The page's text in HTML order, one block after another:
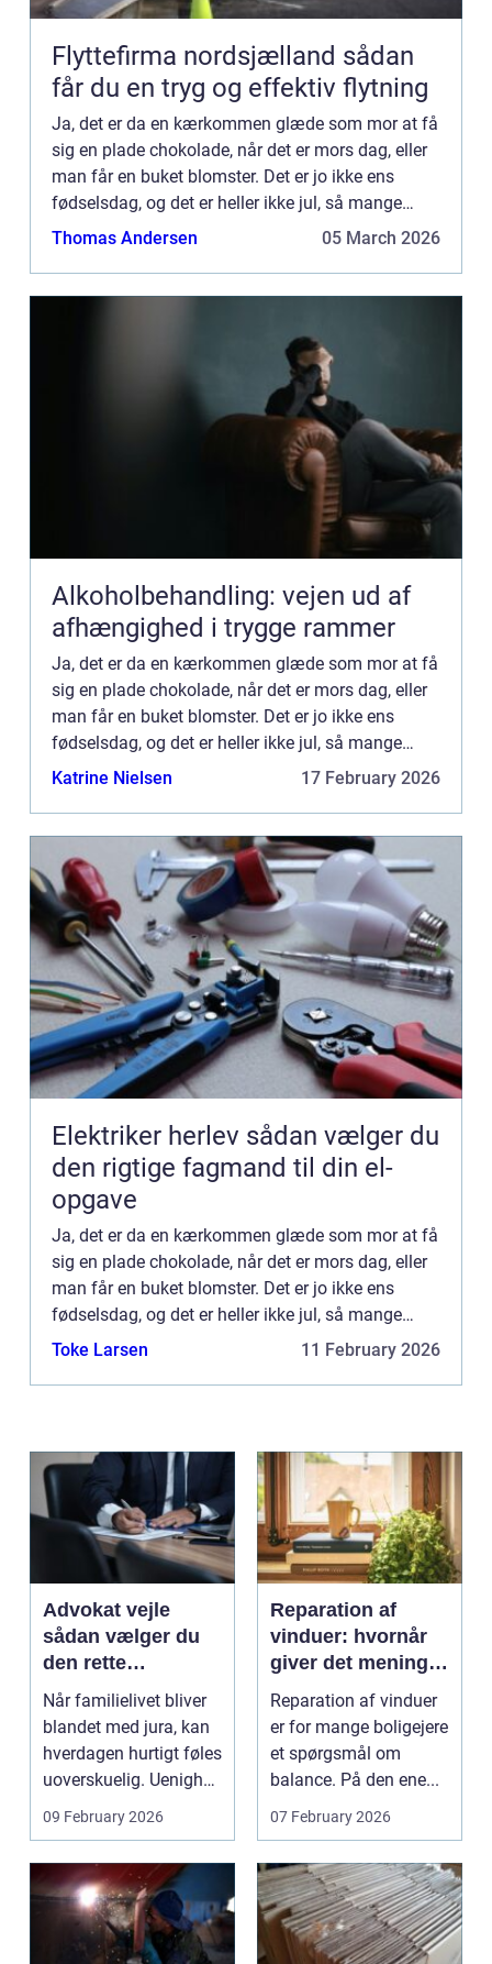
Flyttefirma nordsjælland sådan
får du en tryg og effektiv flytning
Ja, det er da en kærkommen glæde som mor at få
sig en plade chokolade, når det er mors dag, eller
man får en buket blomster. Det er jo ikke ens
fødselsdag, og det er heller ikke jul, så mange
betragter det s...
Thomas Andersen 05 March 2026
Alkoholbehandling: vejen ud af
afhængighed i trygge rammer
Ja, det er da en kærkommen glæde som mor at få
sig en plade chokolade, når det er mors dag, eller
man får en buket blomster. Det er jo ikke ens
fødselsdag, og det er heller ikke jul, så mange
betragter det s...
Katrine Nielsen 17 February 2026
Elektriker herlev sådan vælger du
den rigtige fagmand til din el-
opgave
Ja, det er da en kærkommen glæde som mor at få
sig en plade chokolade, når det er mors dag, eller
man får en buket blomster. Det er jo ikke ens
fødselsdag, og det er heller ikke jul, så mange
betragter det s...
Toke Larsen 11 February 2026
Advokat vejle
sådan vælger du
den rette
familieretsadvokat
Når familielivet bliver
blandet med jura, kan
hverdagen hurtigt føles
uoverskuelig. Uenighed
om børn...
09 February 2026
Reparation af
vinduer: hvornår
giver det mening,
og hvad skal du
vælge?
Reparation af vinduer
er for mange boligejere
et spørgsmål om
balance. På den ene...
07 February 2026